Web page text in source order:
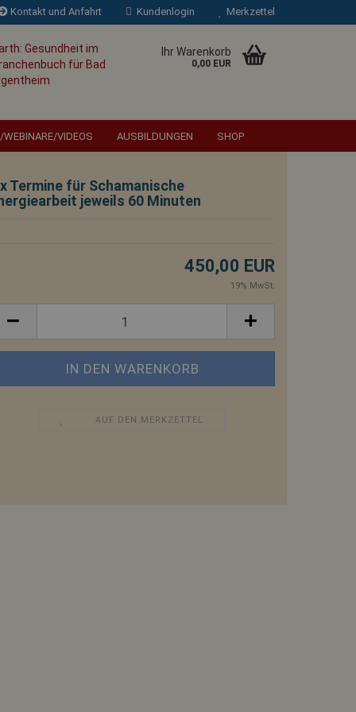
Kontakt und Anfahrt Kundenlogin Merkzettel
Ihr Warenkorb
0,00 EUR
WEBINARE/VIDEOS AUSBILDUNGEN SHOP
Termine für Schamanische
jeweils 60 Minuten
450,00 EUR
19% MwSt.
AUF DEN MERKZETTEL